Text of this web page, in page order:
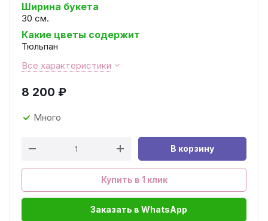
Ширина букета
30 см.
Какие цветы содержит
Тюльпан
Все характеристики
8 200 ₽
Много
В корзину
Купить в 1 клик
Заказать в WhatsApp